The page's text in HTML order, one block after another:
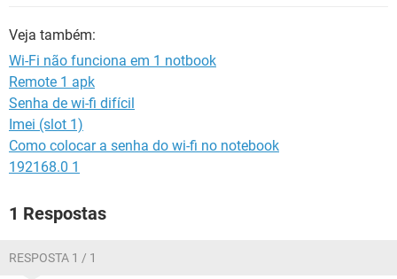
Veja também:
Wi-Fi não funciona em 1 notbook
Remote 1 apk
Senha de wi-fi difícil
Imei (slot 1)
Como colocar a senha do wi-fi no notebook
192168.0 1
1 Respostas
RESPOSTA 1 / 1